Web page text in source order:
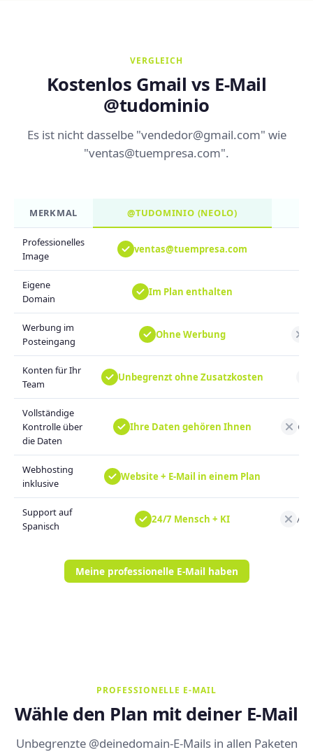
VERGLEICH
Kostenlos Gmail vs E-Mail
@tudominio
Es ist nicht dasselbe "vendedor@gmail.com" wie
"ventas@tuempresa.com".
MERKMAL @TUDOMINIO (NEOLO)
Professionelles
Image
ventas@tuempresa.com
Eigene
Domain
Im Plan enthalten
Werbung im
Posteingang
Ohne Werbung
Konten für Ihr
Team
Unbegrenzt ohne Zusatzkosten
Vollständige
Kontrolle über
die Daten
Ihre Daten gehören Ihnen
Webhosting
inklusive
Website + E-Mail in einem Plan
Support auf
Spanisch
24/7 Mensch + KI
Meine professionelle E-Mail haben
PROFESSIONELLE E-MAIL
Wähle den Plan mit deiner E-Mail
Unbegrenzte @deinedomain-E-Mails in allen Paketen